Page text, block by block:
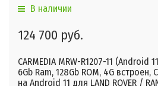
В наличии
124 700 руб.
CARMEDIA MRW-R1207-11 (Android
6Gb Ram, 128Gb ROM, 4G встроен,
на Android 11 для LAND ROVER /